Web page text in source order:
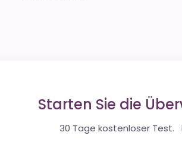
Starten Sie die
30 Tage kostenloser Test.